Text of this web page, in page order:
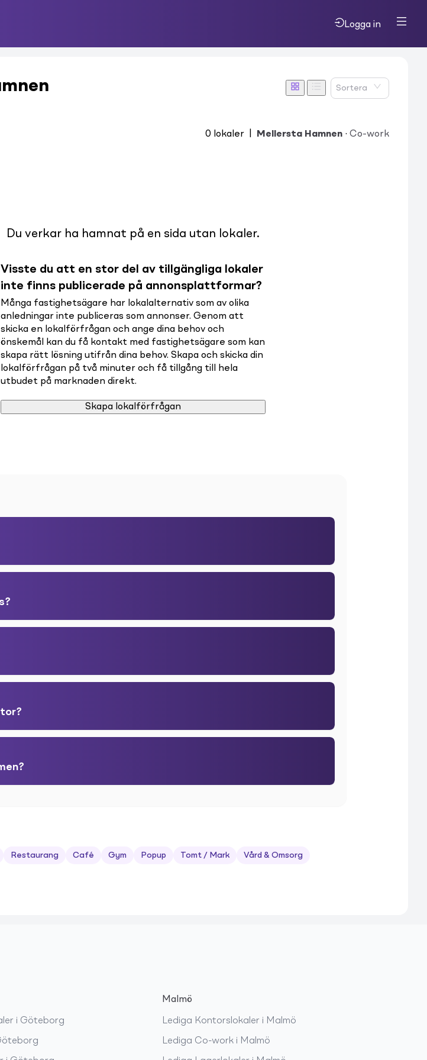
Logga in
Sortera
0 lokaler Mellersta Hamnen · Co-work
Du verkar ha hamnat på en sida utan lokaler.
Visste du att en stor del av tillgängliga lokaler
inte finns publicerade på annonsplattformar?
Många fastighetsägare har lokalalternativ som av olika
anledningar inte publiceras som annonser. Genom att
skicka en lokalförfrågan och ange dina behov och
önskemål kan du få kontakt med fastighetsägare som kan
skapa rätt lösning utifrån dina behov. Skapa och skicka din
lokalförfrågan på två minuter och få tillgång till hela
utbudet på marknaden direkt.
Skapa lokalförfrågan
Restaurang Café Gym Popup Tomt / Mark Vård & Omsorg
i Göteborg
Malmö
Lediga Kontorslokaler i Malmö
Lediga Co-work i Malmö